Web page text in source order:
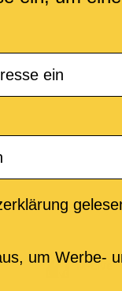
M-Live
um Werbe-